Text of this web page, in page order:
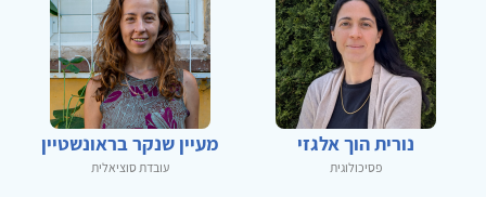
נורית הוך אלגזי
פסיכולוגית
מעיין שנקר בראונשטיין
עובדת סוציאלית